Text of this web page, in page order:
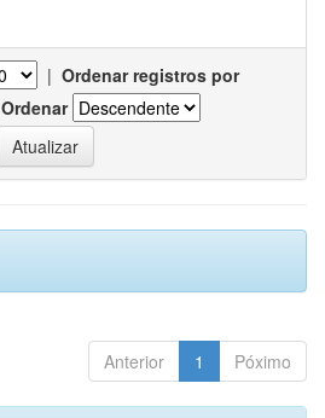
| Ordenar registros por
Ordenar
Anterior 1 Póximo